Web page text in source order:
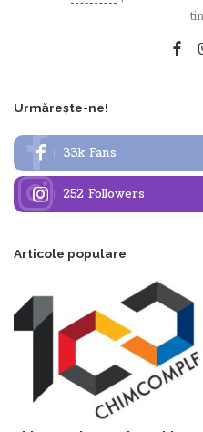
Urmărește-ne!
33k Fans
252 Followers
Articole populare